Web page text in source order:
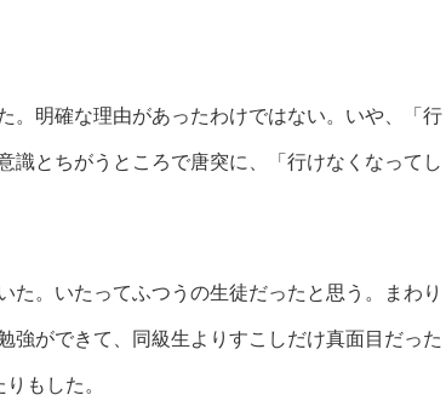
明確な理由があったわけではない。いや、「行
識とちがうところで唐突に、「行けなくなってし
。いたってふつうの生徒だったと思う。まわり
強ができて、同級生よりすこしだけ真面目だった
もした。